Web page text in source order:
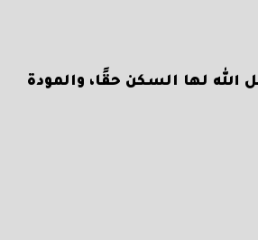
الله لها السكن حقًا، والمودة